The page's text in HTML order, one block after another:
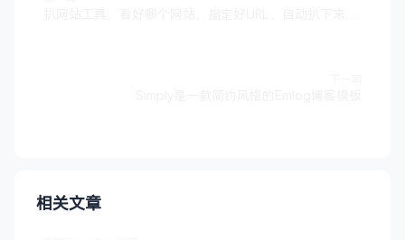
相关文章